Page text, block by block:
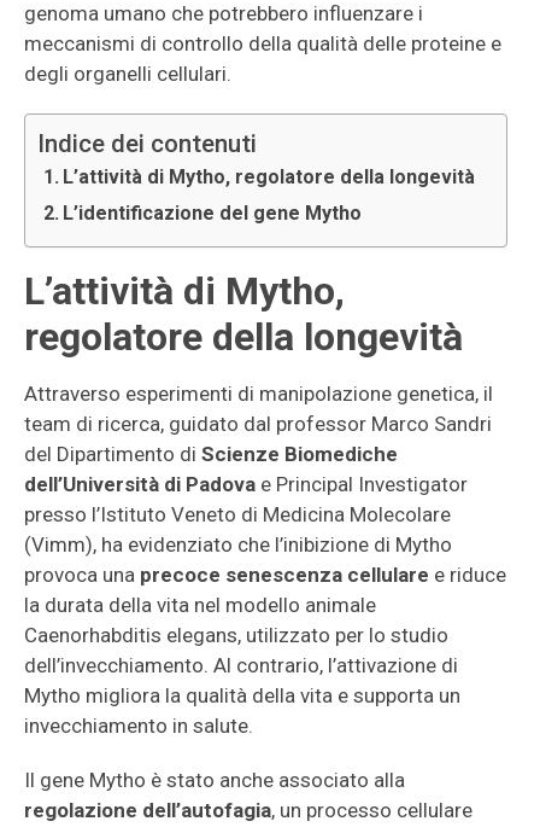
genoma umano che potrebbero influenzare i
meccanismi di controllo della qualità delle proteine e
degli organelli cellulari.
Indice dei contenuti
L’attività di Mytho, regolatore della longevità
L’identificazione del gene Mytho
L’attività di Mytho,
regolatore della longevità
Attraverso esperimenti di manipolazione genetica, il
team di ricerca, guidato dal professor Marco Sandri
del Dipartimento di Scienze Biomediche
dell’Università di Padova e Principal Investigator
presso l’Istituto Veneto di Medicina Molecolare
(Vimm), ha evidenziato che l’inibizione di Mytho
provoca una precoce senescenza cellulare e riduce
la durata della vita nel modello animale
Caenorhabditis elegans, utilizzato per lo studio
dell’invecchiamento. Al contrario, l’attivazione di
Mytho migliora la qualità della vita e supporta un
invecchiamento in salute.
Il gene Mytho è stato anche associato alla
regolazione dell’autofagia, un processo cellulare